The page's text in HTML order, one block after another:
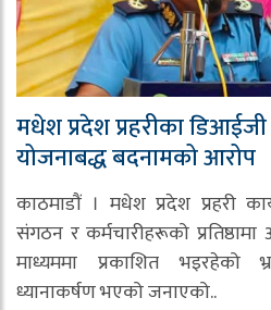
मधेश प्रदेश प्रहरीका
योजनाबद्ध बदनामको आरोप
काठमाडौं । मधेश प्रदेश प्रहरी
संगठन र कर्मचारीहरूको
माध्यममा प्रकाशित भइरहेको
ध्यानाकर्षण भएको जनाएको..